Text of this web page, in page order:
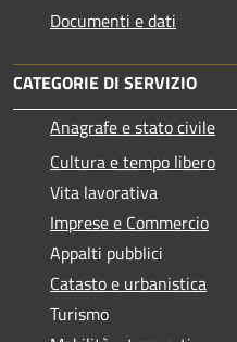
Documenti e dati
CATEGORIE DI SERVIZIO
Anagrafe e stato civile
Cultura e tempo libero
Vita lavorativa
Imprese e Commercio
Appalti pubblici
Catasto e urbanistica
Turismo